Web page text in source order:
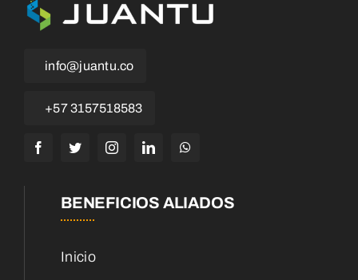
info@juantu.co
+57 3157518583
BENEFICIOS ALIADOS
Inicio